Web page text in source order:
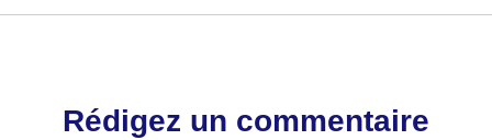
Rédigez un commentaire